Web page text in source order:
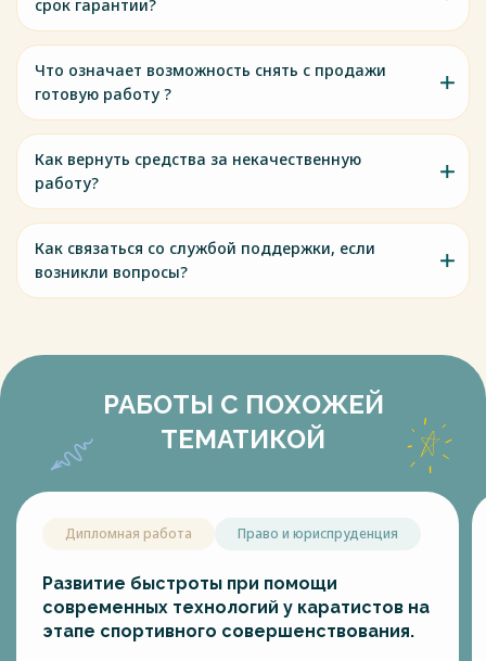
срок гарантии?
Что означает возможность снять с продажи
готовую работу ?
Как вернуть средства за некачественную
работу?
Как связаться со службой поддержки, если
возникли вопросы?
РАБОТЫ С ПОХОЖЕЙ
ТЕМАТИКОЙ
Дипломная работа Право и юриспруденция
Развитие быстроты при помощи
современных технологий у каратистов на
этапе спортивного совершенствования.